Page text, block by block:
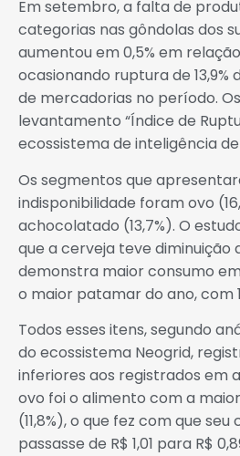
Em setembro, a falta de
categorias nas gôndolas dos
aumentou em 0,5% em
ocasionando ruptura de 13,9%
de mercadorias no período.
levantamento “Índice de
ecossistema de inteligência
Os segmentos que
indisponibilidade foram ovo
achocolatado (13,7%). O
que a cerveja teve diminuição
demonstra maior consumo
o maior patamar do ano, com
Todos esses itens, segundo
do ecossistema Neogrid,
inferiores aos registrados em
ovo foi o alimento com a
(11,8%), o que fez com que
passasse de R$ 1,01 para R$